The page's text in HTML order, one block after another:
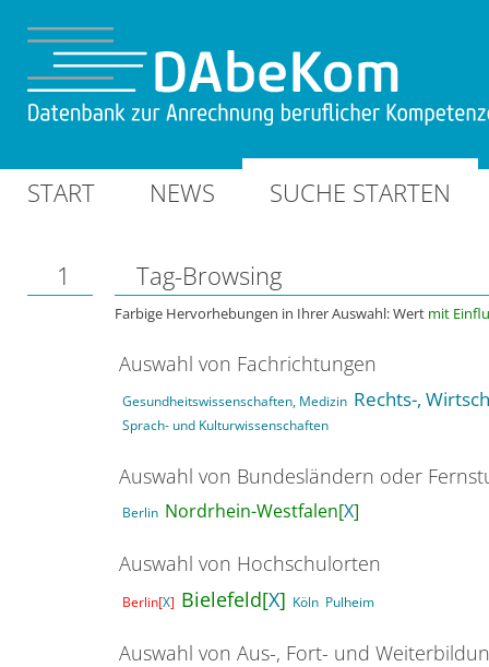
START NEWS SUCHE STARTEN
1 Tag-Browsing
Farbige Hervorhebungen in Ihrer Auswahl: Wert mit
Auswahl von Fachrichtungen
Gesundheitswissenschaften, Medizin Rechts-,
Sprach- und Kulturwissenschaften
Auswahl von Bundesländern oder
Berlin Nordrhein-Westfalen[X]
Auswahl von Hochschulorten
Berlin[X] Bielefeld[X] Köln Pulheim
Auswahl von Aus-, Fort- und